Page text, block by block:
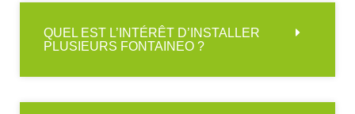
QUEL EST L’INTÉRÊT D’INSTALLER
PLUSIEURS FONTAINEO ?